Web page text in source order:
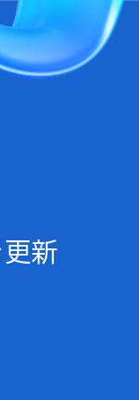
学生インタビュー
新